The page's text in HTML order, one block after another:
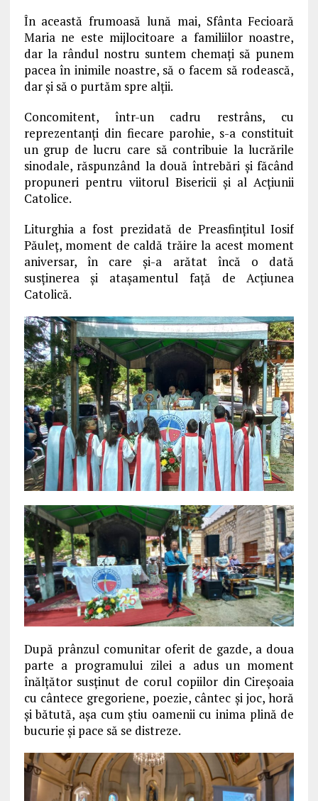
În această frumoasă lună mai, Sfânta Fecioară
Maria ne este mijlocitoare a familiilor noastre,
dar la rândul nostru suntem chemaţi să punem
pacea în inimile noastre, să o facem să rodească,
dar şi să o purtăm spre alţii.
Concomitent, într-un cadru restrâns, cu
reprezentanţi din fiecare parohie, s-a constituit
un grup de lucru care să contribuie la lucrările
sinodale, răspunzând la două întrebări şi făcând
propuneri pentru viitorul Bisericii şi al Acţiunii
Catolice.
Liturghia a fost prezidată de Preasfinţitul Iosif
Păuleţ, moment de caldă trăire la acest moment
aniversar, în care şi-a arătat încă o dată
susţinerea şi ataşamentul faţă de Acţiunea
Catolică.
După prânzul comunitar oferit de gazde, a doua
parte a programului zilei a adus un moment
înălţător susţinut de corul copiilor din Cireşoaia
cu cântece gregoriene, poezie, cântec şi joc, horă
şi bătută, aşa cum ştiu oamenii cu inima plină de
bucurie şi pace să se distreze.